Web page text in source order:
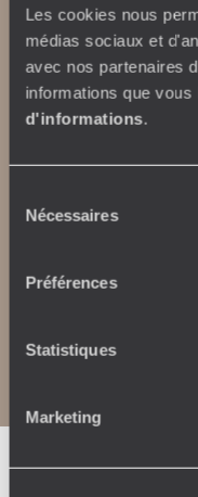
Les cookies nous
médias sociaux et
avec nos partenaires
informations que
d'informations.
Nécessaires
Préférences
Statistiques
Marketing
Politique de